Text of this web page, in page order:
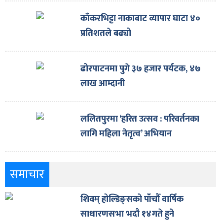
काँकरभिट्टा नाकाबाट व्यापार घाटा ४०
प्रतिशतले बढ्यो
ढोरपाटनमा पुगे ३७ हजार पर्यटक, ४७
लाख आम्दानी
ललितपुरमा ‘हरित उत्सव : परिवर्तनका
लागि महिला नेतृत्व’ अभियान
समाचार
शिवम् होल्डिङ्सको पाँचौँ वार्षिक
साधारणसभा भदौ १४गते हुने